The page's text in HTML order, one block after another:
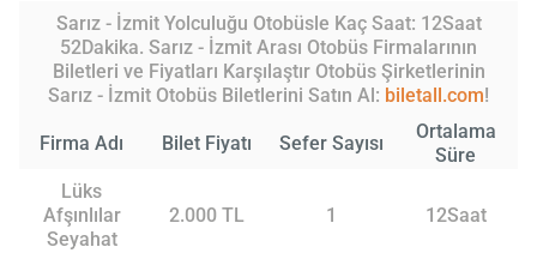
Sarız - İzmit Yolculuğu Otobüsle Kaç Saat: 12Saat
52Dakika. Sarız - İzmit Arası Otobüs Firmalarının
Biletleri ve Fiyatları Karşılaştır Otobüs Şirketlerinin
Sarız - İzmit Otobüs Biletlerini Satın Al: biletall.com!
Firma Adı Bilet Fiyatı Sefer Sayısı
Ortalama
Süre
Lüks
Afşınlılar
Seyahat
2.000 TL 1 12Saat